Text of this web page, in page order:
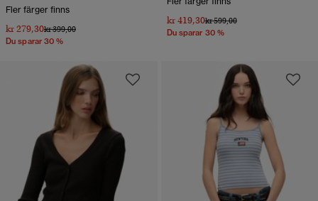
Fler färger finns
kr 279,30Pris reducerat från
kr 399,00till
Du sparar 30 %
kr 419,30Pris reducerat från
kr 599,00till
Du sparar 30 %